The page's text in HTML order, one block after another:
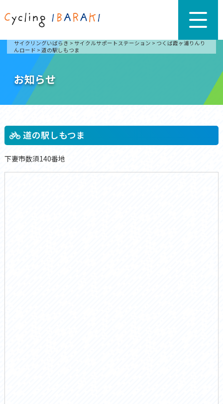
サイクリングいばらき > サイクルサポートステーション > つくば霞ヶ浦りんり
んロード > 道の駅しもつま
お知らせ
道の駅しもつま
下妻市数須140番地